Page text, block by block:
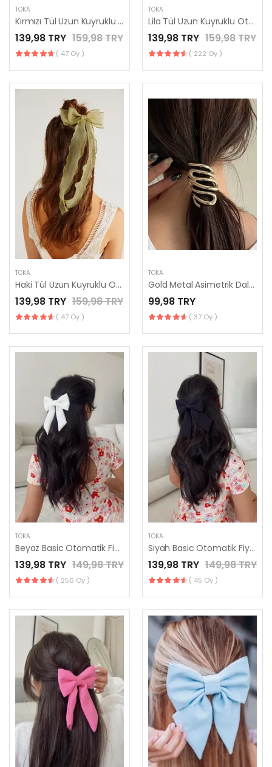
TOKA
Kırmızı Tül Uzun Kuyruklu Otomatik Klipsli Fiyonk Toka
139,98 TRY 159,98 TRY
( 47 Oy )
TOKA
Lila Tül Uzun Kuyruklu Otomatik Klipsli Fiyonk Toka
139,98 TRY 159,98 TRY
( 222 Oy )
TOKA
Haki Tül Uzun Kuyruklu Otomatik Klipsli Fiyonk Toka
139,98 TRY 159,98 TRY
( 47 Oy )
TOKA
Gold Metal Asimetrik Dalgalı Pinterest Lastikli At Kuyruğu Tokası
99,98 TRY
( 37 Oy )
TOKA
Beyaz Basic Otomatik Fiyonk Toka - El Yapımı Toka
139,98 TRY 149,98 TRY
( 256 Oy )
TOKA
Siyah Basic Otomatik Fiyonk Toka - El Yapımı Toka
139,98 TRY 149,98 TRY
( 45 Oy )